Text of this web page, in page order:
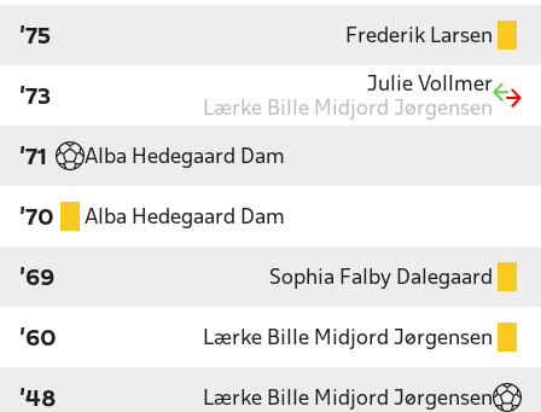
'75 Frederik Larsen
'73
Julie Vollmer
Lærke Bille Midjord Jørgensen
'71 Alba Hedegaard Dam
'70 Alba Hedegaard Dam
'69 Sophia Falby Dalegaard
'60 Lærke Bille Midjord Jørgensen
'48 Lærke Bille Midjord Jørgensen